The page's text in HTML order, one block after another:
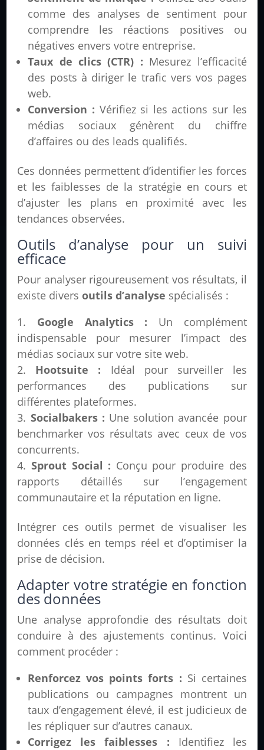
comme des analyses de sentiment pour
comprendre les réactions positives ou
négatives envers votre entreprise.
Taux de clics (CTR) : Mesurez l’efficacité
des posts à diriger le trafic vers vos pages
web.
Conversion : Vérifiez si les actions sur les
médias sociaux génèrent du chiffre
d’affaires ou des leads qualifiés.
Ces données permettent d’identifier les forces
et les faiblesses de la stratégie en cours et
d’ajuster les plans en proximité avec les
tendances observées.
Outils d’analyse pour un suivi
efficace
Pour analyser rigoureusement vos résultats, il
existe diversoutils d’analyse spécialisés :
Google Analytics : Un complément
indispensable pour mesurer l’impact des
médias sociaux sur votre site web.
Hootsuite : Idéal pour surveiller les
performances des publications sur
différentes plateformes.
Socialbakers : Une solution avancée pour
benchmarker vos résultats avec ceux de vos
concurrents.
Sprout Social : Conçu pour produire des
rapports détaillés sur l’engagement
communautaire et la réputation en ligne.
Intégrer ces outils permet de visualiser les
données clés en temps réel et d’optimiser la
prise de décision.
Adapter votre stratégie en fonction
des données
Une analyse approfondie des résultats doit
conduire à des ajustements continus. Voici
comment procéder :
Renforcez vos points forts : Si certaines
publications ou campagnes montrent un
taux d’engagement élevé, il est judicieux de
les répliquer sur d’autres canaux.
Corrigez les faiblesses : Identifiez les